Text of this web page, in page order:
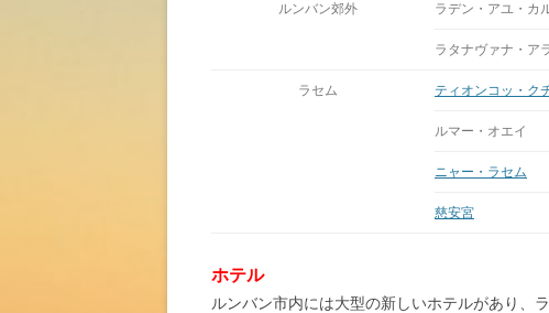
ルンバン郊外 ラデン・アユ・カ
ラタナヴァナ・ア
ラセム ティオンコッ・ク
ルマー・オエイ
ニャー・ラセム
慈安宮
ホテル
ルンバン市内には大型の新しいホテルがあり、